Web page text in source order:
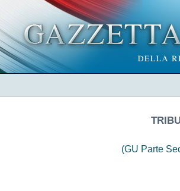
(GU Parte